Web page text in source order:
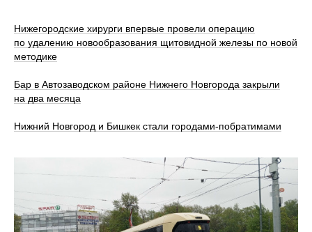
Нижегородские хирурги впервые провели операцию
по удалению новообразования щитовидной железы по новой
методике
Бар в Автозаводском районе Нижнего Новгорода закрыли
на два месяца
Нижний Новгород и Бишкек стали городами-побратимами